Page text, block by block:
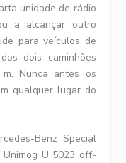
unidade de rádio
a alcançar outro
para veículos de
dois caminhões
Nunca antes os
qualquer lugar do
Benz Special
Unimog U 5023 off-